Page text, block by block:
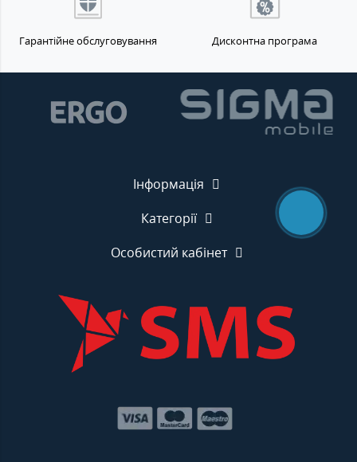
Гарантійне обслуговування Дисконтна програма
Інформація
Категорії
Особистий кабінет